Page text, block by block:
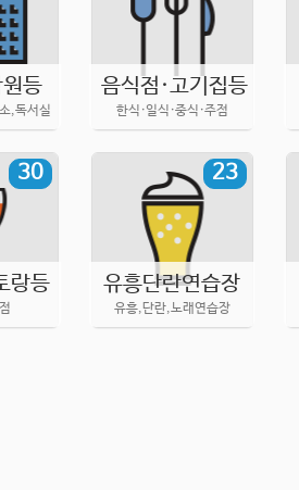
등
,독서실
음식점·고기집등
한식·일식·중식·주점
30
랑등
23
유흥단란연습장
유흥,단란,노래연습장